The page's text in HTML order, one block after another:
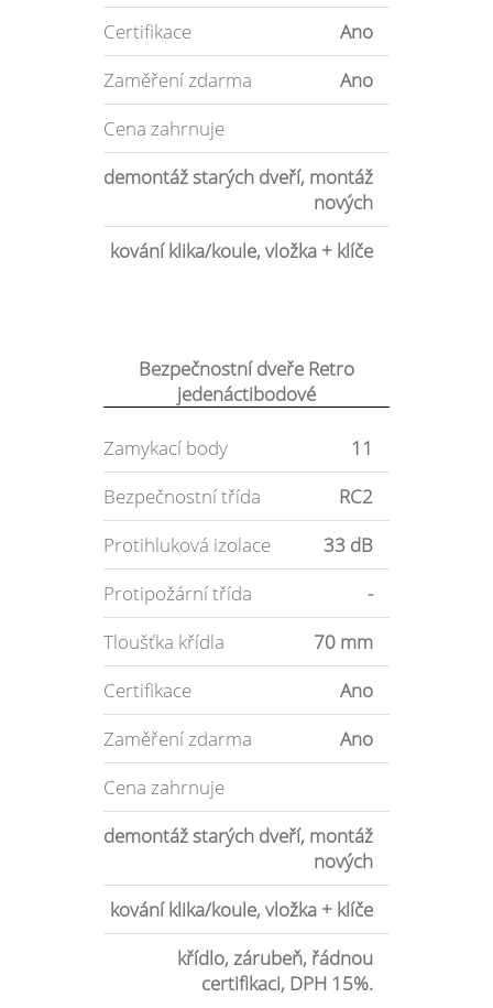
Certifikace
Ano
Zaměření zdarma
Ano
Cena zahrnuje
demontáž starých dveří, montáž
nových
kování klika/koule, vložka + klíče
Bezpečnostní dveře Retro
jedenáctibodové
Zamykací body
11
Bezpečnostní třída
RC2
Protihluková izolace
33 dB
Protipožární třída
-
Tloušťka křídla
70 mm
Certifikace
Ano
Zaměření zdarma
Ano
Cena zahrnuje
demontáž starých dveří, montáž
nových
kování klika/koule, vložka + klíče
křídlo, zárubeň, řádnou
certifikaci, DPH 15%.